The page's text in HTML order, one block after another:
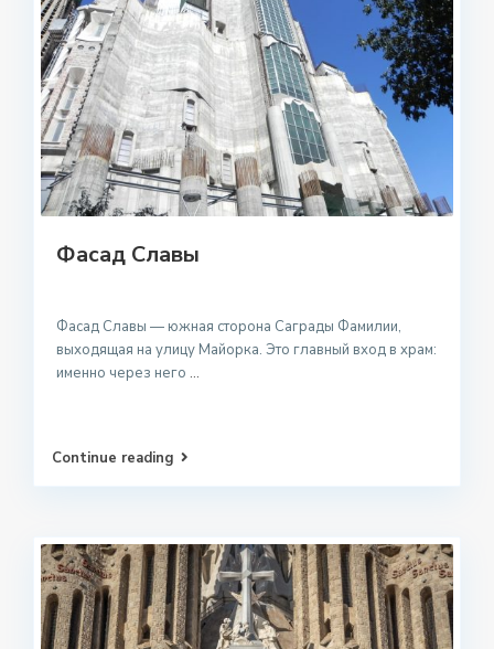
Фасад Славы
Фасад Славы — южная сторона Саграды Фамилии,
выходящая на улицу Майорка. Это главный вход в храм:
именно через него ...
Continue reading